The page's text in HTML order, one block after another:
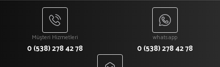
Müşteri Hizmetleri
0 (538) 278 42 78
whatsapp
0 (538) 278 42 78